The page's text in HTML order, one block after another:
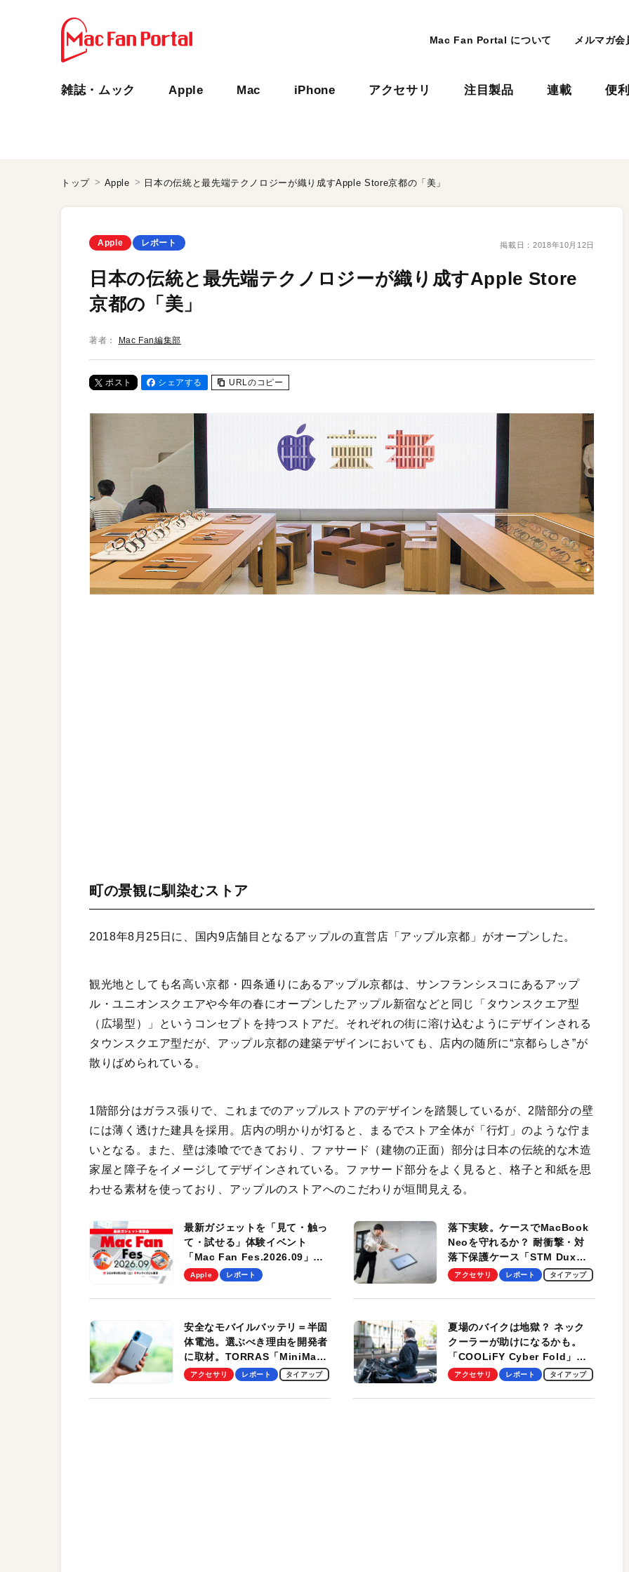
Mac Fan Portal について メルマガ会
雑誌・ムック Apple Mac iPhone アクセサリ 注目製品 連載 便
トップ Apple 日本の伝統と最先端テクノロジーが織り成すApple Store京都の「美」
Apple レポート 掲載日： 2018年10月12日
日本の伝統と最先端テクノロジーが織り成すApple Store
京都の「美」
著者： Mac Fan編集部
ポスト シェアする URLのコピー
町の景観に馴染むストア
2018年8月25日に、国内9店舗目となるアップルの直営店「アップル京都」がオープンした。
観光地としても名高い京都・四条通りにあるアップル京都は、サンフランシスコにあるアップ
ル・ユニオンスクエアや今年の春にオープンしたアップル新宿などと同じ「タウンスクエア型
（広場型）」というコンセプトを持つストアだ。それぞれの街に溶け込むようにデザインされる
タウンスクエア型だが、アップル京都の建築デザインにおいても、店内の随所に“京都らしさ”が
散りばめられている。
1階部分はガラス張りで、これまでのアップルストアのデザインを踏襲しているが、2階部分の壁
には薄く透けた建具を採用。店内の明かりが灯ると、まるでストア全体が「行灯」のような佇ま
いとなる。また、壁は漆喰でできており、ファサード（建物の正面）部分は日本の伝統的な木造
家屋と障子をイメージしてデザインされている。ファサード部分をよく見ると、格子と和紙を思
わせる素材を使っており、アップルのストアへのこだわりが垣間見える。
最新ガジェットを「見て・触っ
て・試せる」体験イベント
「Mac Fan Fes.2026.09」
を、9月26日（土）に開催しま
Apple レポート
落下実験。ケースでMacBook
Neoを守れるか？ 耐衝撃・対
落下保護ケース「STM Dux
Ultra」を検証。学生、ビジネ
適！
アクセサリ レポート タイアップ
安全なモバイルバッテリ＝半固
体電池。選ぶべき理由を開発者
に取材。TORRAS「MiniMag
Pro」の実機レビューも
アクセサリ レポート タイアップ
夏場のバイクは地獄？ ネック
クーラーが助けになるかも。
「COOLiFY Cyber Fold」レ
ビュー。冷却の速さ、密着する
性がグッド！
アクセサリ レポート タイアップ